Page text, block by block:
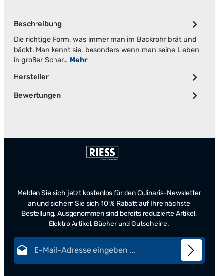
Beschreibung
Die richtige Form, was immer man im Backrohr brät und
bäckt. Man kennt sie, besonders wenn man seine Lieben
in großer Schar… Mehr
Hersteller
Bewertungen
Melden Sie sich jetzt kostenlos für den Culinaris-Newsletter
an und sichern Sie sich 10 % Rabatt auf Ihre nächste
Bestellung. Ausgenommen sind bereits reduzierte Artikel,
Elektro Artikel, Bücher und Gutscheine.